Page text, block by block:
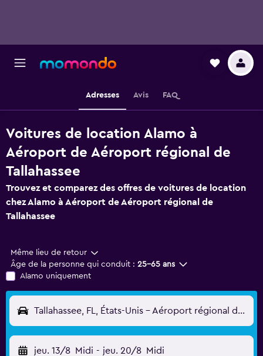
Adresses Avis FAQ
Voitures de location Alamo à
Aéroport de Aéroport régional de
Tallahassee
Trouvez et comparez des offres de voitures de location
chez Alamo à Aéroport de Aéroport régional de
Tallahassee
Même lieu de retour
Âge de la personne qui conduit : 25-65 ans
Alamo uniquement
Tallahassee, FL, États-Unis - Aéroport régional de Tallahassee (TLH)
jeu. 13/8 Midi - jeu. 20/8 Midi